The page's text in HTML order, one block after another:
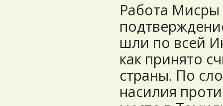
Работа Мисры
шли по всей
как принято
страны. По
насилия